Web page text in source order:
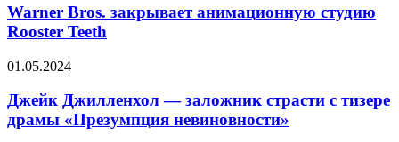
«Немая
ярость»
закрывает
анимационную
студию
Teeth
Warner Bros. закрывает анимационную студию
Rooster Teeth
Джейк
—
заложник
страсти
01.05.2024
Джейк Джилленхол — заложник страсти с тизере
драмы «Презумпция невиновности»